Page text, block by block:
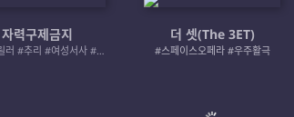
자력구제금지
#로맨스릴러 #추리 #여성서사 #사적제재
더 셋(The 3ET)
#스페이스오페라 #우주활극